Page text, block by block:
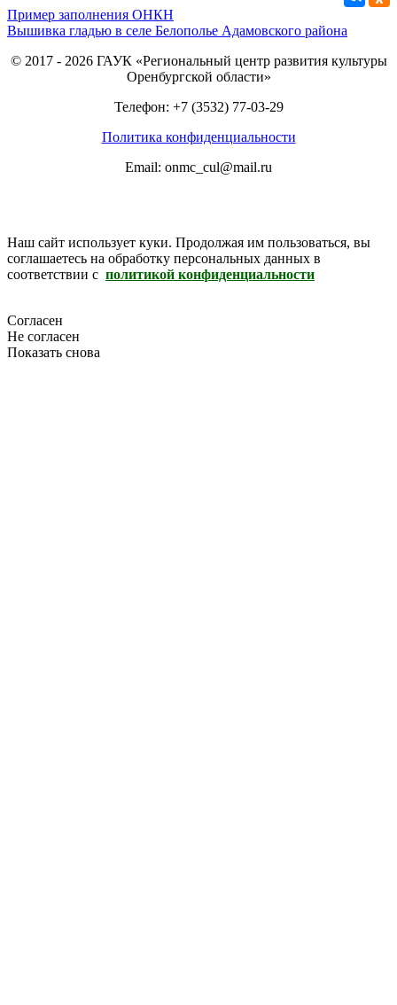
Пример заполнения ОНКН
Вышивка гладью в селе Белополье Адамовского района
© 2017 - 2026 ГАУК «Региональный центр развития культуры
Оренбургской области»
Телефон: +7 (3532) 77-03-29
Политика конфиденциальности
Email: onmc_cul@mail.ru
Наш сайт использует куки. Продолжая им пользоваться, вы
соглашаетесь на обработку персональных данных в
соответствии с политикой конфиденциальности
Согласен
Не согласен
Показать снова